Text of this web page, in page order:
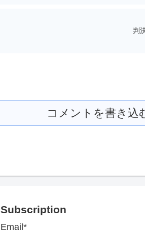
判
コメントを書き込
Subscription
Email*